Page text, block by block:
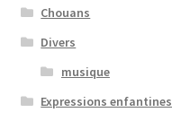
Chouans
Divers
musique
Expressions enfantines